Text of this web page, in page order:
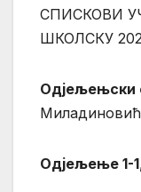
СПИСКОВИ
ШКОЛСКУ
Одјељењски
Миладиновић
Одјељење 1-1